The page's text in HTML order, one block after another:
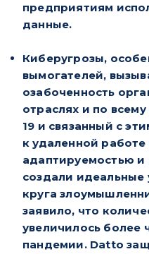
предприятиям
данные.
Киберугрозы,
вымогателей,
озабоченность
отраслях и по
19 и связанный с
к удаленной работе
адаптируемостью
создали
круга
заявило, что
увеличилось более
пандемии. Datto